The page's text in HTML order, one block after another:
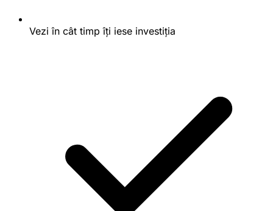
Vezi în cât timp îți iese investiția